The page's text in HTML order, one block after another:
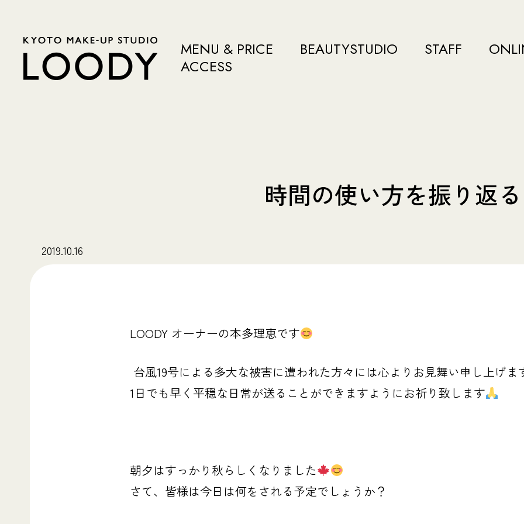
MENU & PRICE BEAUTYSTUDIO STAFF
ACCESS
時間の使い方を振り返る
2019.10.16
LOODY オーナーの本多理恵です
台風19号に よる多大な被害に遭われた方々には心よりお見舞い申し上げま
1日でも早く 平穏な日常が送ることができますようにお祈り致します
朝夕はすっかり秋らしくなりました
さて、皆様は今日は何をされる予定でしょうか？